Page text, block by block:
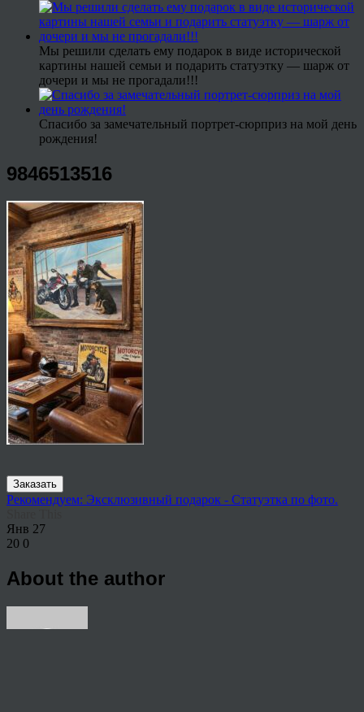
Мы решили сделать ему подарок в виде исторической
картины нашей семьи и подарить статуэтку — шарж от
дочери и мы не прогадали!!!
Спасибо за замечательный портрет-сюрприз на мой день
рождения!
9846513516
Заказать
Рекомендуем: Эксклюзивный подарок - Статуэтка по фото.
Янв 27
20 0
About the author